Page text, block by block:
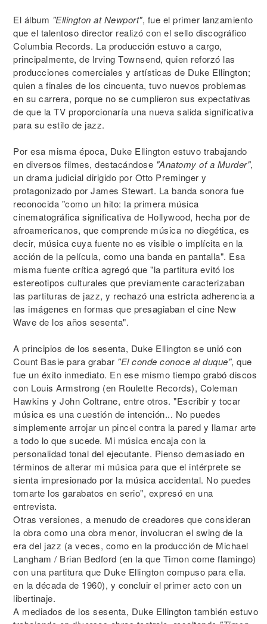
El álbum "Ellington at Newport", fue el primer lanzamiento
que el talentoso director realizó con el sello discográfico
Columbia Records. La producción estuvo a cargo,
principalmente, de Irving Townsend, quien reforzó las
producciones comerciales y artísticas de Duke Ellington;
quien a finales de los cincuenta, tuvo nuevos problemas
en su carrera, porque no se cumplieron sus expectativas
de que la TV proporcionaría una nueva salida significativa
para su estilo de jazz.
Por esa misma época, Duke Ellington estuvo trabajando
en diversos filmes, destacándose "Anatomy of a Murder",
un drama judicial dirigido por Otto Preminger y
protagonizado por James Stewart. La banda sonora fue
reconocida "como un hito: la primera música
cinematográfica significativa de Hollywood, hecha por de
afroamericanos, que comprende música no diegética, es
decir, música cuya fuente no es visible o implícita en la
acción de la película, como una banda en pantalla". Esa
misma fuente crítica agregó que "la partitura evitó los
estereotipos culturales que previamente caracterizaban
las partituras de jazz, y rechazó una estricta adherencia a
las imágenes en formas que presagiaban el cine New
Wave de los años sesenta".
A principios de los sesenta, Duke Ellington se unió con
Count Basie para grabar "El conde conoce al duque", que
fue un éxito inmediato. En ese mismo tiempo grabó discos
con Louis Armstrong (en Roulette Records), Coleman
Hawkins y John Coltrane, entre otros. "Escribir y tocar
música es una cuestión de intención... No puedes
simplemente arrojar un pincel contra la pared y llamar arte
a todo lo que sucede. Mi música encaja con la
personalidad tonal del ejecutante. Pienso demasiado en
términos de alterar mi música para que el intérprete se
sienta impresionado por la música accidental. No puedes
tomarte los garabatos en serio", expresó en una
entrevista.
Otras versiones, a menudo de creadores que consideran
la obra como una obra menor, involucran el swing de la
era del jazz (a veces, como en la producción de Michael
Langham / Brian Bedford (en la que Timon come flamingo)
con una partitura que Duke Ellington compuso para ella.
en la década de 1960), y concluir el primer acto con un
libertinaje.
A mediados de los sesenta, Duke Ellington también estuvo